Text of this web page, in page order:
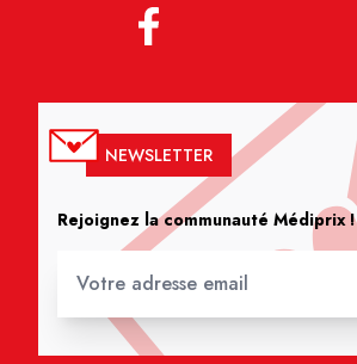
NEWSLETTER
Rejoignez la communauté Médiprix !